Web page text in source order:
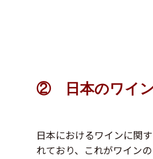
② 日本のワイン
日本におけるワインに関
れており、これがワイン